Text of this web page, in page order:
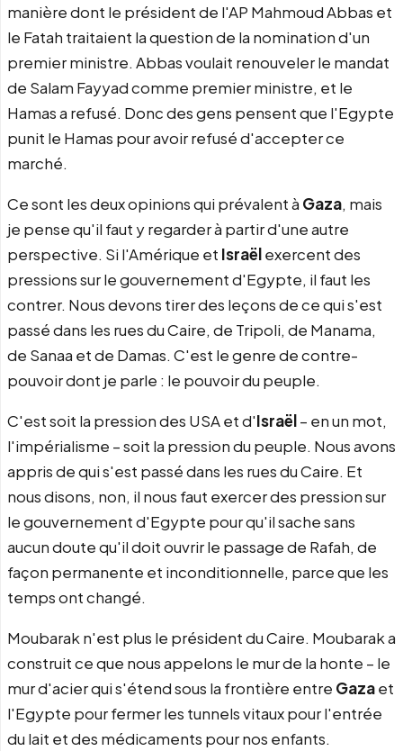
manière dont le président de l'AP Mahmoud Abbas et
le Fatah traitaient la question de la nomination d'un
premier ministre. Abbas voulait renouveler le mandat
de Salam Fayyad comme premier ministre, et le
Hamas a refusé. Donc des gens pensent que l'Egypte
punit le Hamas pour avoir refusé d'accepter ce
marché.
Ce sont les deux opinions qui prévalent à Gaza, mais
je pense qu'il faut y regarder à partir d'une autre
perspective. Si l'Amérique et Israëlexercent des
pressions sur le gouvernement d'Egypte, il faut les
contrer. Nous devons tirer des leçons de ce qui s'est
passé dans les rues du Caire, de Tripoli, de Manama,
de Sanaa et de Damas. C'est le genre de contre-
pouvoir dont je parle : le pouvoir du peuple.
C'est soit la pression des USA et d'Israël– en un mot,
l'impérialisme – soit la pression du peuple. Nous avons
appris de qui s'est passé dans les rues du Caire. Et
nous disons, non, il nous faut exercer des pression sur
le gouvernement d'Egypte pour qu'il sache sans
aucun doute qu'il doit ouvrir le passage de Rafah, de
façon permanente et inconditionnelle, parce que les
temps ont changé.
Moubarak n'est plus le président du Caire. Moubarak a
construit ce que nous appelons le mur de la honte – le
mur d'acier qui s'étend sous la frontière entre Gazaet
l'Egypte pour fermer les tunnels vitaux pour l'entrée
du lait et des médicaments pour nos enfants.